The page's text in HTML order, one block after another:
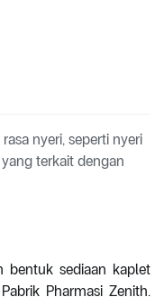
nyeri, seperti nyeri
terkait dengan
bentuk sediaan kaplet
Pharmasi Zenith.